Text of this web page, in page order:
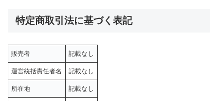
特定商取引法に基づく表記
販売者 記載なし
運営統括責任者名 記載なし
所在地 記載なし